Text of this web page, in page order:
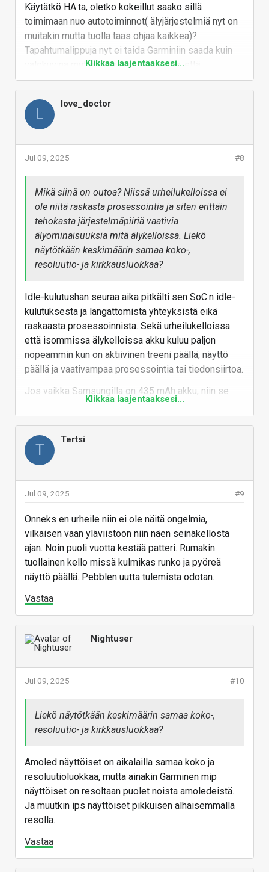
älyjärjestelmiä. eSIM-versiona mahdollistaa
itsenäisen toiminnan ilman puhelinta.
Käytätkö HA:ta, oletko kokeillut saako sillä
toimimaan nuo autotoiminnot( älyjärjestelmiä nyt on
muitakin mutta tuolla taas ohjaa kaikkea)?
Tapahtumalippuja nyt ei taida Garminiin saada kuin
valokuvina mutta ehkä olen niin vanha, että
mielummin kaivan sen puhelimen esille kuin katson
muutaman sentin näytöltä ostoksia.
Vastaa
Klikkaa laajentaaksesi...
L
love_doctor
#8
Jul 09, 2025
Mikä siinä on outoa? Niissä urheilukelloissa ei
ole niitä raskasta prosessointia ja siten erittäin
tehokasta järjestelmäpiiriä vaativia
älyominaisuuksia mitä älykelloissa. Liekö
näytötkään keskimäärin samaa koko-,
resoluutio- ja kirkkausluokkaa?
Idle-kulutushan seuraa aika pitkälti sen SoC:n idle-
kulutuksesta ja langattomista yhteyksistä eikä
raskaasta prosessoinnista. Sekä urheilukelloissa
että isommissa älykelloissa akku kuluu paljon
nopeammin kun on aktiivinen treeni päällä, näyttö
päällä ja vaativampaa prosessointia tai tiedonsiirtoa.
Jos vaikka Samsungilla on 435 mAh akku, niin se
tyhjenee noin 60-70 mW keskimääräisellä
kulutuksella päivässä. Ei tuokaan ihan valtava
kulutus ole, mutta paljon tuon kokoluokan laitteelle.
Urheilukelloissa kun on kevyempi prosessori, niin
idle-tila voi olla mikrowatteja.
Vastaa
Klikkaa laajentaaksesi...
T
Tertsi
#9
Jul 09, 2025
Onneks en urheile niin ei ole näitä ongelmia,
vilkaisen vaan yläviistoon niin näen seinäkellosta
ajan. Noin puoli vuotta kestää patteri. Rumakin
tuollainen kello missä kulmikas runko ja pyöreä
näyttö päällä. Pebblen uutta tulemista odotan.
Vastaa
Nightuser
#10
Jul 09, 2025
Liekö näytötkään keskimäärin samaa koko-,
resoluutio- ja kirkkausluokkaa?
Amoled näyttöiset on aikalailla samaa koko ja
resoluutioluokkaa, mutta ainakin Garminen mip
näyttöiset on resoltaan puolet noista amoledeistä.
Ja muutkin ips näyttöiset pikkuisen alhaisemmalla
resolla.
Vastaa